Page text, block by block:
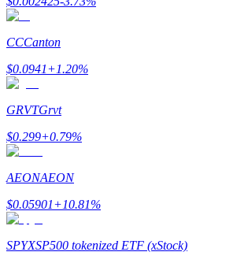
การปักหลัก
CCCanton
$0.0941+1.20%
GRVTGrvt
$0.299+0.79%
AEONAEON
$0.05901+10.81%
SPYXSP500 tokenized ETF (xStock)